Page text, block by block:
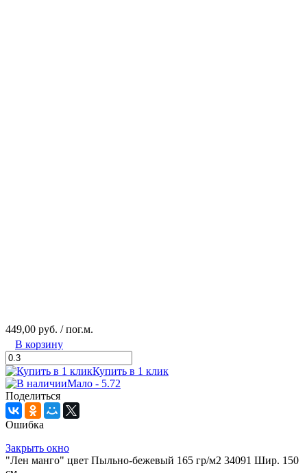
449,00 руб. / пог.м.
В корзину
Купить в 1 клик
Мало - 5.72
Поделиться
Ошибка
Закрыть окно
"Лен манго" цвет Пыльно-бежевый 165 гр/м2 34091 Шир. 150